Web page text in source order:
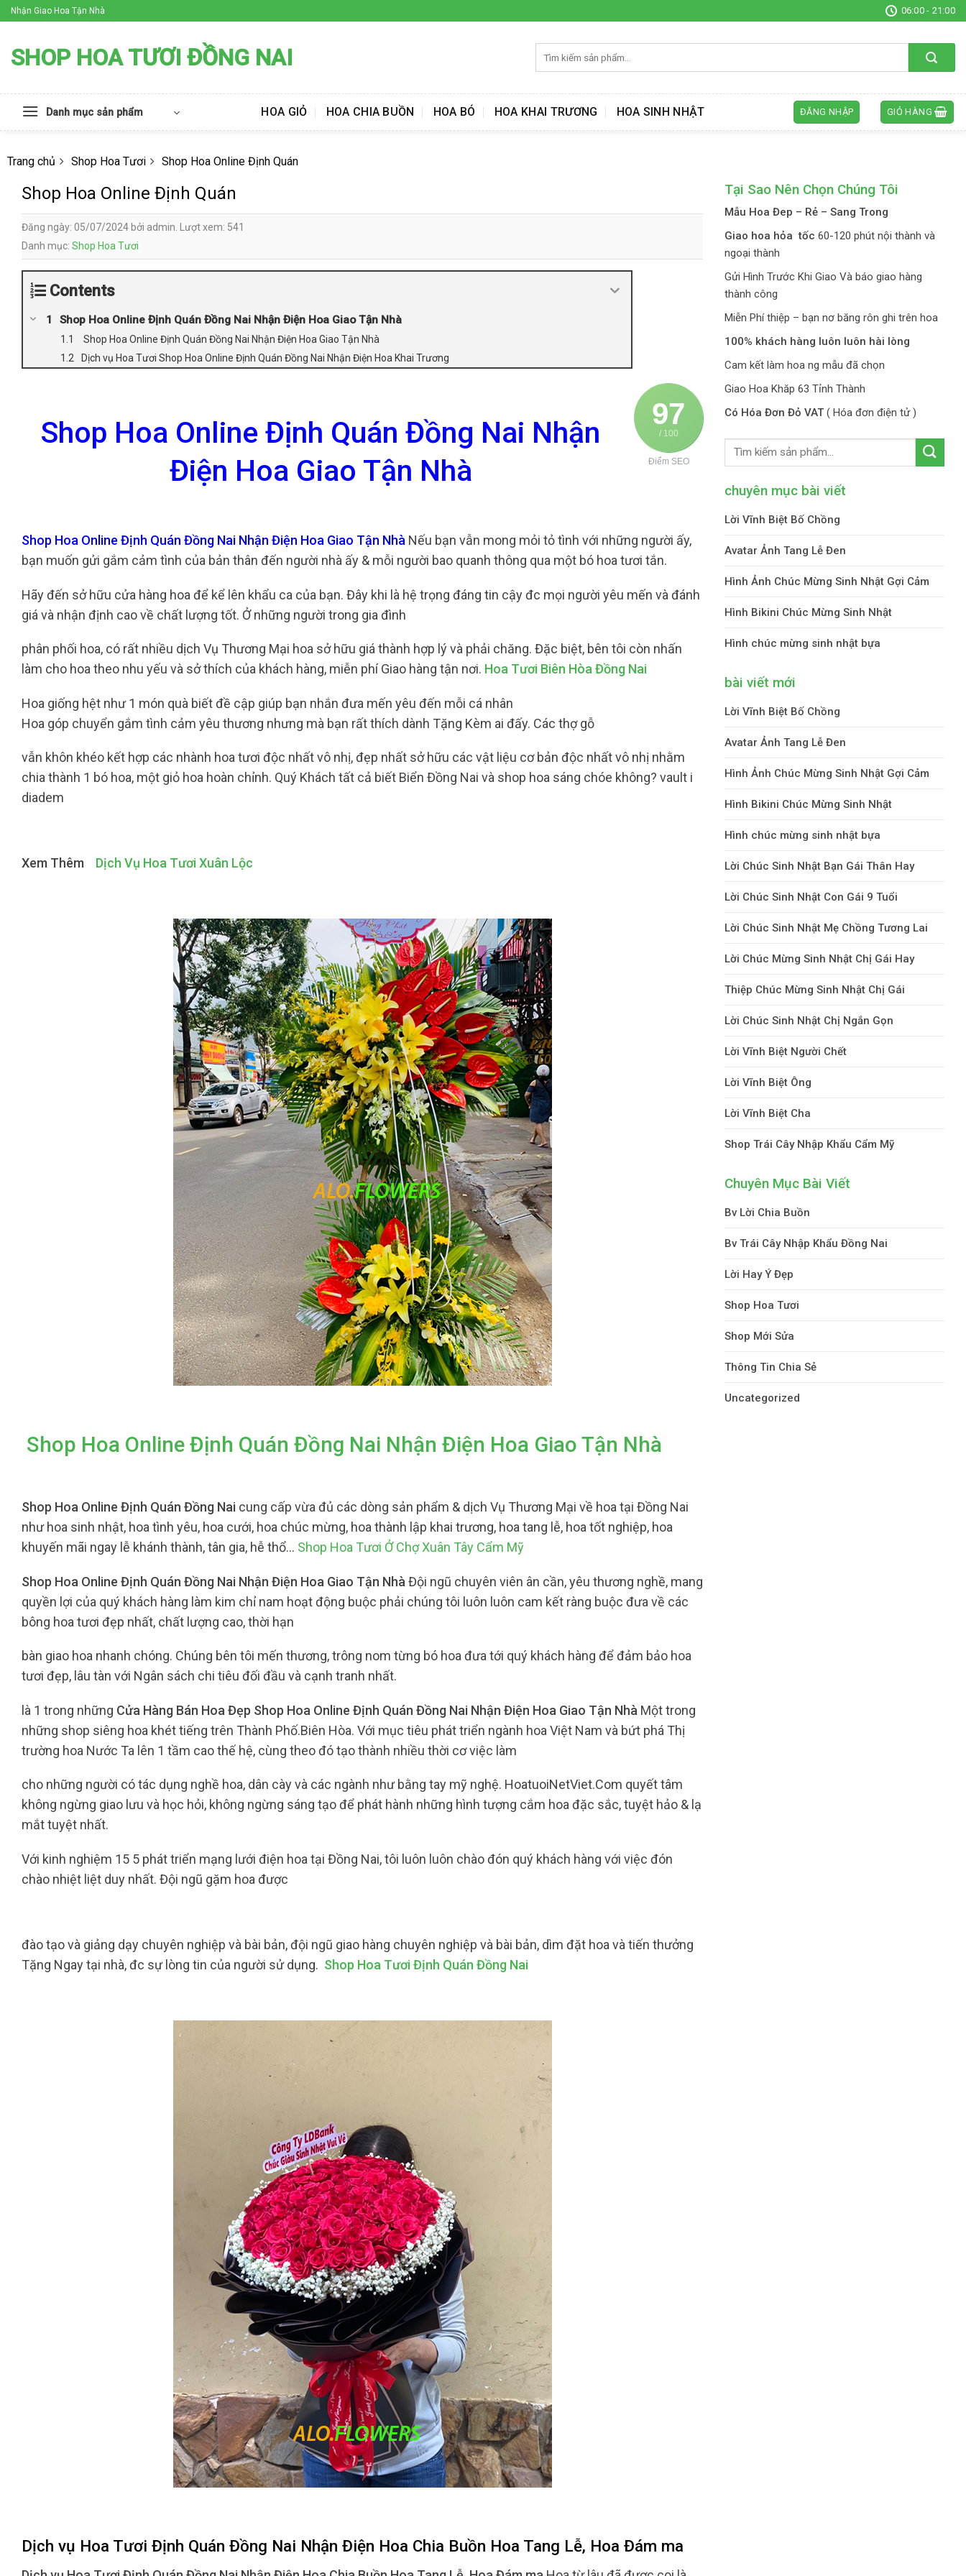
Skip
to
Nhận Giao Hoa Tận Nhà 06:00 - 21:00
SHOP HOA TƯƠI ĐỒNG NAI
kiếm:
Danh mục sản phẩm HOA GIỎ HOA CHIA BUỒN HOA BÓ HOA KHAI TRƯƠNG HOA SINH NHẬT ĐĂNG NHẬP GIỎ HÀNG
Trang chủ Shop Hoa Tươi Shop Hoa Online Định Quán
Shop Hoa Online Định Quán
Đăng ngày: 05/07/2024 bởi admin. Lượt xem: 541
Danh mục: Shop Hoa Tươi
Contents
Shop Hoa Online Định Quán Đồng Nai Nhận Điện Hoa Giao Tận Nhà
Shop Hoa Online Định Quán Đồng Nai Nhận Điện Hoa Giao Tận Nhà
Dịch vụ Hoa Tươi Shop Hoa Online Định Quán Đồng Nai Nhận Điện Hoa Khai Trương
97
/ 100
Điểm SEO
Shop Hoa Online Định Quán Đồng Nai Nhận
Điện Hoa Giao Tận Nhà
Shop Hoa Online Định Quán Đồng Nai Nhận Điện Hoa Giao Tận Nhà Nếu bạn vẫn mong mỏi tỏ tình với những người ấy,
bạn muốn gửi gắm cảm tình của bản thân đến người nhà ấy & mỗi người bao quanh thông qua một bó hoa tươi tắn.
Hãy đến sở hữu cửa hàng hoa để kể lên khẩu ca của bạn. Đây khi là hệ trọng đáng tin cậy đc mọi người yêu mến và đánh
giá và nhận định cao về chất lượng tốt. Ở những người trong gia đình
phân phối hoa, có rất nhiều dịch Vụ Thương Mại hoa sở hữu giá thành hợp lý và phải chăng. Đặc biệt, bên tôi còn nhấn
làm cho hoa theo nhu yếu và sở thích của khách hàng, miễn phí Giao hàng tận nơi. Hoa Tươi Biên Hòa Đồng Nai
Hoa giống hệt như 1 món quà biết đề cập giúp bạn nhắn đưa mến yêu đến mỗi cá nhân
Hoa góp chuyển gắm tình cảm yêu thương nhưng mà bạn rất thích dành Tặng Kèm ai đấy. Các thợ gỗ
vẫn khôn khéo kết hợp các nhành hoa tươi độc nhất vô nhị, đẹp nhất sở hữu các vật liệu cơ bản độc nhất vô nhị nhằm
chia thành 1 bó hoa, một giỏ hoa hoàn chỉnh. Quý Khách tất cả biết Biển Đồng Nai và shop hoa sáng chóe không? vault i
diadem
Xem Thêm Dịch Vụ Hoa Tươi Xuân Lộc
Shop Hoa Online Định Quán Đồng Nai Nhận Điện Hoa Giao Tận Nhà
Shop Hoa Online Định Quán Đồng Nai cung cấp vừa đủ các dòng sản phẩm & dịch Vụ Thương Mại về hoa tại Đồng Nai
như hoa sinh nhật, hoa tình yêu, hoa cưới, hoa chúc mừng, hoa thành lập khai trương, hoa tang lễ, hoa tốt nghiệp, hoa
khuyến mãi ngay lễ khánh thành, tân gia, hễ thổ… Shop Hoa Tươi Ở Chợ Xuân Tây Cẩm Mỹ
Shop Hoa Online Định Quán Đồng Nai Nhận Điện Hoa Giao Tận Nhà Đội ngũ chuyên viên ân cần, yêu thương nghề, mang
quyền lợi của quý khách hàng làm kim chỉ nam hoạt động buộc phải chúng tôi luôn luôn cam kết ràng buộc đưa về các
bông hoa tươi đẹp nhất, chất lượng cao, thời hạn
bàn giao hoa nhanh chóng. Chúng bên tôi mến thương, trông nom từng bó hoa đưa tới quý khách hàng để đảm bảo hoa
tươi đẹp, lâu tàn với Ngân sách chi tiêu đối đầu và cạnh tranh nhất.
là 1 trong những Cửa Hàng Bán Hoa Đẹp Shop Hoa Online Định Quán Đồng Nai Nhận Điện Hoa Giao Tận Nhà Một trong
những shop siêng hoa khét tiếng trên Thành Phố.Biên Hòa. Với mục tiêu phát triển ngành hoa Việt Nam và bứt phá Thị
trường hoa Nước Ta lên 1 tầm cao thế hệ, cùng theo đó tạo thành nhiều thời cơ việc làm
cho những người có tác dụng nghề hoa, dân cày và các ngành như bằng tay mỹ nghệ. HoatuoiNetViet.Com quyết tâm
không ngừng giao lưu và học hỏi, không ngừng sáng tạo để phát hành những hình tượng cắm hoa đặc sắc, tuyệt hảo & lạ
mắt tuyệt nhất.
Với kinh nghiệm 15 5 phát triển mạng lưới điện hoa tại Đồng Nai, tôi luôn luôn chào đón quý khách hàng với việc đón
chào nhiệt liệt duy nhất. Đội ngũ gặm hoa được
đào tạo và giảng dạy chuyên nghiệp và bài bản, đội ngũ giao hàng chuyên nghiệp và bài bản, dìm đặt hoa và tiến thưởng
Tặng Ngay tại nhà, đc sự lòng tin của người sử dụng. Shop Hoa Tươi Định Quán Đồng Nai
Dịch vụ Hoa Tươi Định Quán Đồng Nai Nhận Điện Hoa Chia Buồn Hoa Tang Lễ, Hoa Đám ma
Tại Sao Nên Chọn Chúng Tôi
Mẫu Hoa Đep – Rẻ – Sang Trong
Giao hoa hỏa tốc 60-120 phút nội thành và
ngoại thành
Gửi Hình Trước Khi Giao Và báo giao hàng
thành công
Miễn Phí thiệp – bạn nơ băng rôn ghi trên hoa
100% khách hàng luôn luôn hài lòng
Cam kết làm hoa ng mẫu đã chọn
Giao Hoa Khăp 63 Tỉnh Thành
Có Hóa Đơn Đỏ VAT ( Hóa đơn điện tử )
chuyên mục bài viết
Lời Vĩnh Biệt Bố Chồng
Avatar Ảnh Tang Lễ Đen
Hình Ảnh Chúc Mừng Sinh Nhật Gợi Cảm
Hình Bikini Chúc Mừng Sinh Nhật
Hình chúc mừng sinh nhật bựa
bài viết mới
Lời Vĩnh Biệt Bố Chồng
Avatar Ảnh Tang Lễ Đen
Hình Ảnh Chúc Mừng Sinh Nhật Gợi Cảm
Hình Bikini Chúc Mừng Sinh Nhật
Hình chúc mừng sinh nhật bựa
Lời Chúc Sinh Nhật Bạn Gái Thân Hay
Lời Chúc Sinh Nhật Con Gái 9 Tuổi
Lời Chúc Sinh Nhật Mẹ Chồng Tương Lai
Lời Chúc Mừng Sinh Nhật Chị Gái Hay
Thiệp Chúc Mừng Sinh Nhật Chị Gái
Lời Chúc Sinh Nhật Chị Ngắn Gọn
Lời Vĩnh Biệt Người Chết
Lời Vĩnh Biệt Ông
Lời Vĩnh Biệt Cha
Shop Trái Cây Nhập Khẩu Cẩm Mỹ
Chuyên Mục Bài Viết
Bv Lời Chia Buồn
Bv Trái Cây Nhập Khẩu Đồng Nai
Lời Hay Ý Đẹp
Shop Hoa Tươi
Shop Mới Sửa
Thông Tin Chia Sẻ
Uncategorized